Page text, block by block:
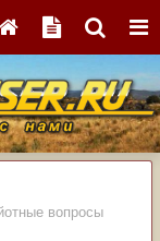
вопросы